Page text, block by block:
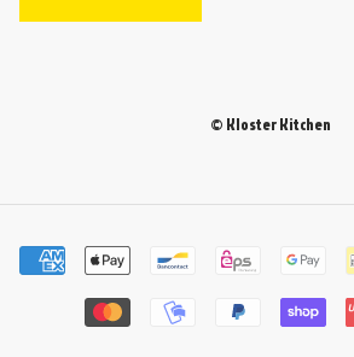
© Kloster Kitchen